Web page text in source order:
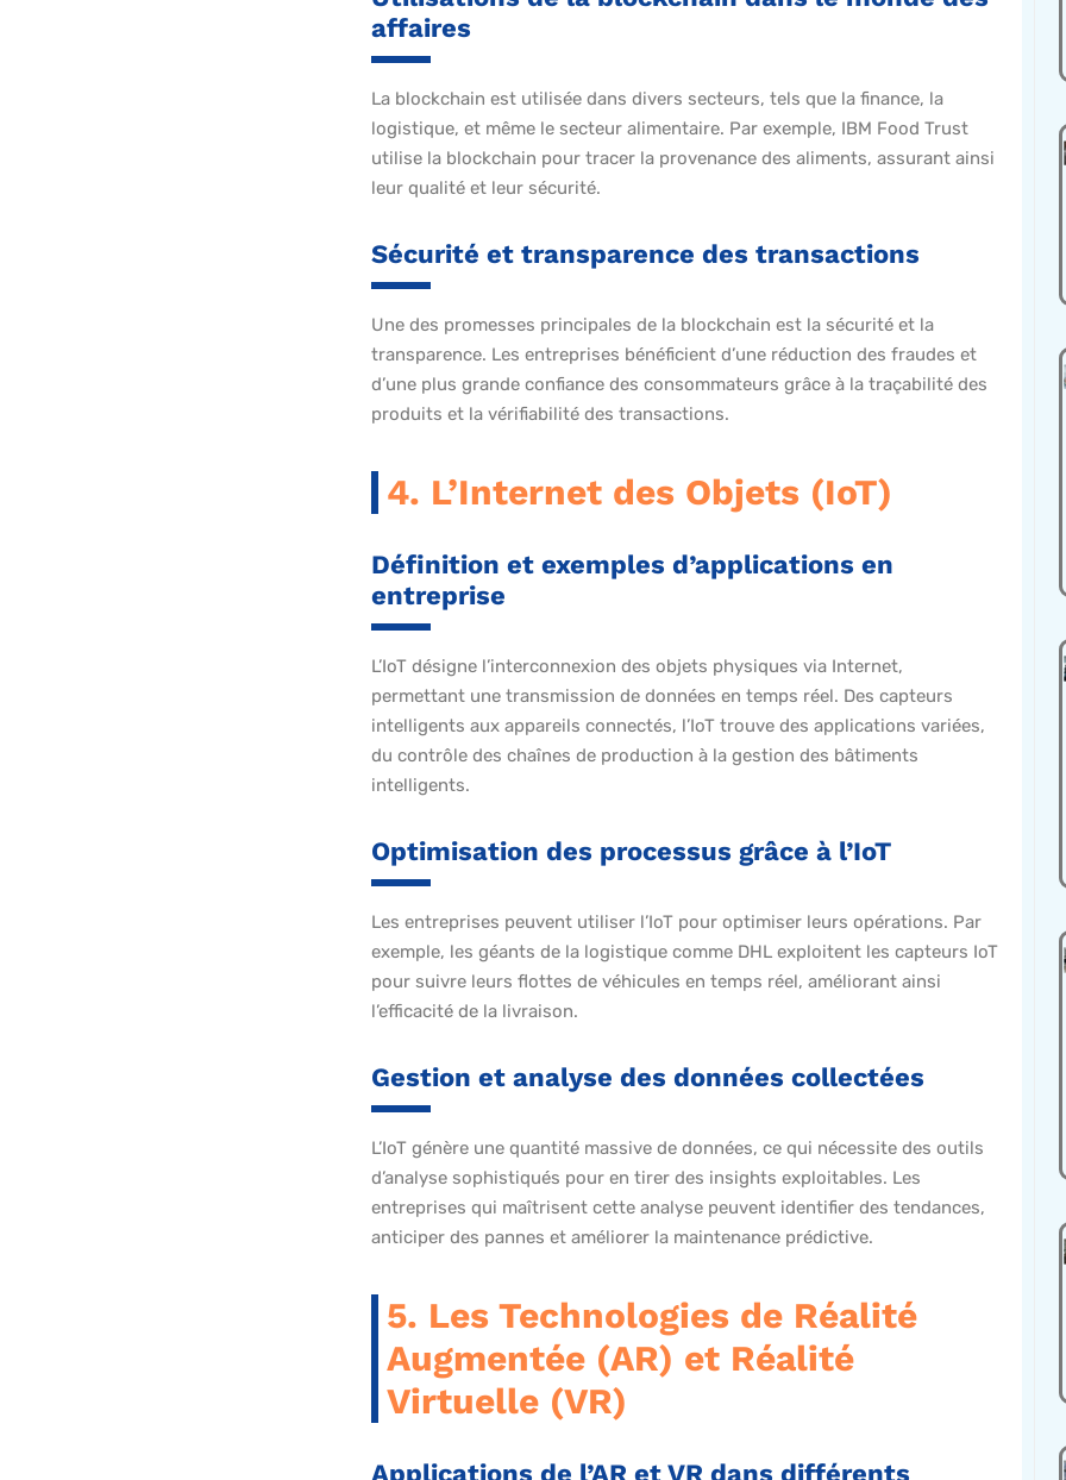
affaires
La blockchain est utilisée dans divers secteurs, tels que la finance, la
logistique, et même le secteur alimentaire. Par exemple, IBM Food Trust
utilise la blockchain pour tracer la provenance des aliments, assurant ainsi
leur qualité et leur sécurité.
Sécurité et transparence des transactions
Une des promesses principales de la blockchain est la sécurité et la
transparence. Les entreprises bénéficient d’une réduction des fraudes et
d’une plus grande confiance des consommateurs grâce à la traçabilité des
produits et la vérifiabilité des transactions.
4. L’Internet des Objets (IoT)
Définition et exemples d’applications en
entreprise
L’IoT désigne l’interconnexion des objets physiques via Internet,
permettant une transmission de données en temps réel. Des capteurs
intelligents aux appareils connectés, l’IoT trouve des applications variées,
du contrôle des chaînes de production à la gestion des bâtiments
intelligents.
Optimisation des processus grâce à l’IoT
Les entreprises peuvent utiliser l’IoT pour optimiser leurs opérations. Par
exemple, les géants de la logistique comme DHL exploitent les capteurs IoT
pour suivre leurs flottes de véhicules en temps réel, améliorant ainsi
l’efficacité de la livraison.
Gestion et analyse des données collectées
L’IoT génère une quantité massive de données, ce qui nécessite des outils
d’analyse sophistiqués pour en tirer des insights exploitables. Les
entreprises qui maîtrisent cette analyse peuvent identifier des tendances,
anticiper des pannes et améliorer la maintenance prédictive.
5. Les Technologies de Réalité
Augmentée (AR) et Réalité
Virtuelle (VR)
Applications de l’AR et VR dans différents